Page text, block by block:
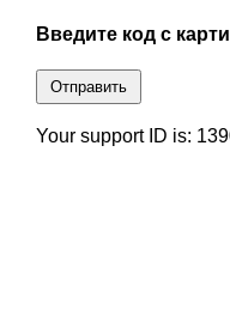
Введите код с
Отправить
Your support ID is: